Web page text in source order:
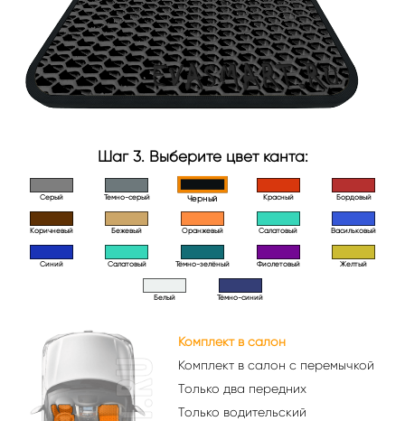
Шаг 3. Выберите цвет канта:
Серый Темно-серый Черный Красный Бордовый
Коричневый Бежевый Оранжевый Салатовый Васильковый
Синий Салатовый Тёмно-зелёный Фиолетовый Желтый
Белый Тёмно-синий
Комплект в салон
Комплект в салон с перемычкой
Только два передних
Только водительский